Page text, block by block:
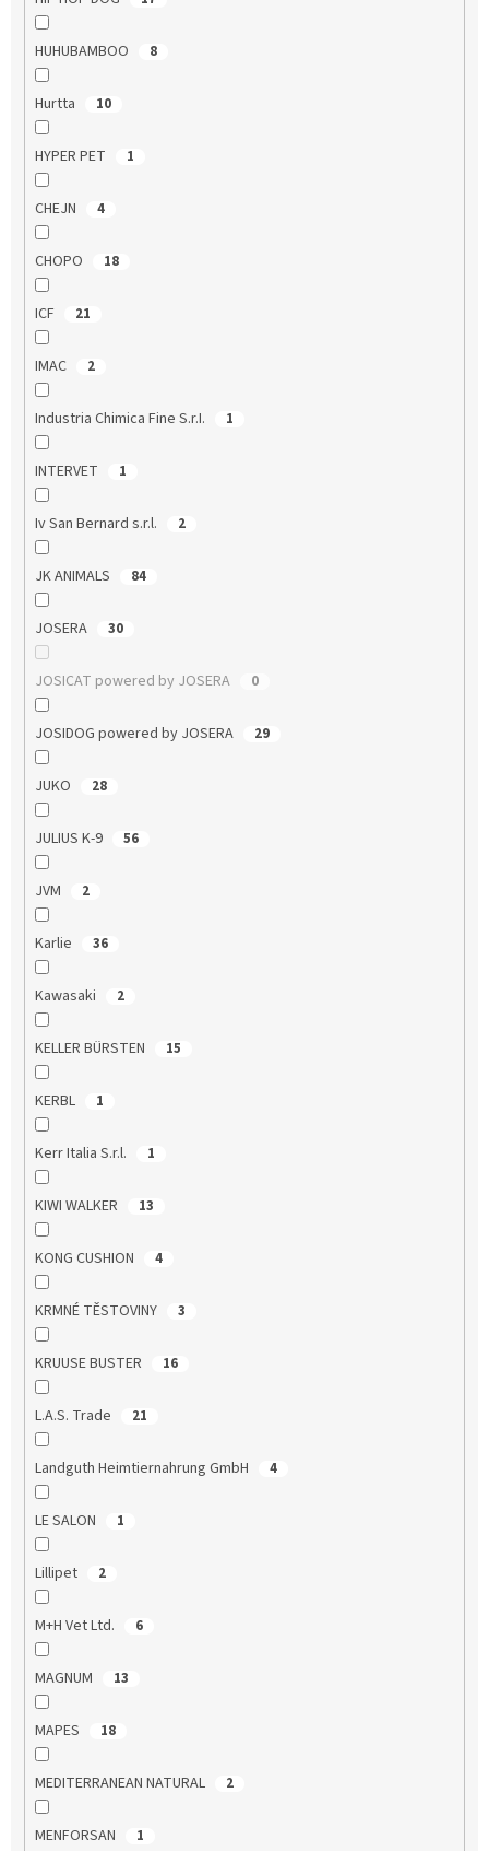
HUHUBAMBOO 8
Hurtta 10
HYPER PET 1
CHEJN 4
CHOPO 18
ICF 21
IMAC 2
Industria Chimica Fine S.r.I. 1
INTERVET 1
Iv San Bernard s.r.l. 2
JK ANIMALS 84
JOSERA 30
JOSICAT powered by JOSERA 0
JOSIDOG powered by JOSERA 29
JUKO 28
JULIUS K-9 56
JVM 2
Karlie 36
Kawasaki 2
KELLER BÜRSTEN 15
KERBL 1
Kerr Italia S.r.l. 1
KIWI WALKER 13
KONG CUSHION 4
KRMNÉ TĚSTOVINY 3
KRUUSE BUSTER 16
L.A.S. Trade 21
Landguth Heimtiernahrung GmbH 4
LE SALON 1
Lillipet 2
M+H Vet Ltd. 6
MAGNUM 13
MAPES 18
MEDITERRANEAN NATURAL 2
MENFORSAN 1